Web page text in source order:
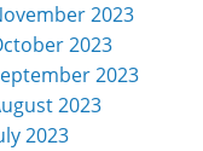
2023
2023
2023
2023
2023